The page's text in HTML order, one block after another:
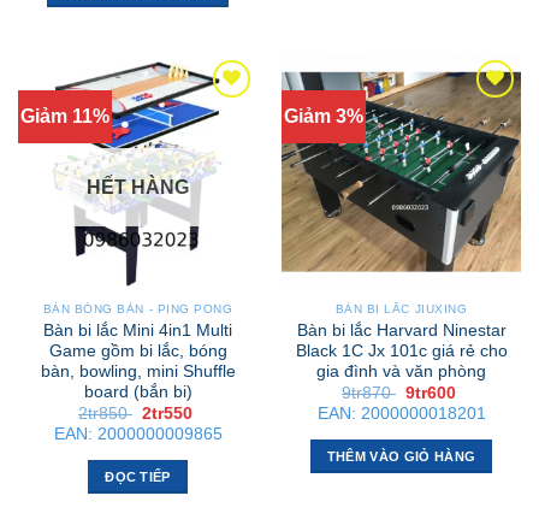
Giảm 11%
HẾT HÀNG
BÀN BÓNG BÀN - PING PONG
Bàn bi lắc Mini 4in1 Multi
Game gồm bi lắc, bóng
bàn, bowling, mini Shuffle
board (bắn bi)
2tr850 Giá
gốc
là:
2tr850 .
2tr550
hiện
tại
EAN: 2000000009865
ĐỌC TIẾP
Giảm 3%
BÀN BI LẮC JIUXING
Bàn bi lắc Harvard Ninestar
Black 1C Jx 101c giá rẻ cho
gia đình và văn phòng
9tr870 Giá
gốc
là:
9tr870 .
9tr600
hiện
tại
là:
9tr600 .
EAN: 2000000018201
THÊM VÀO GIỎ HÀNG